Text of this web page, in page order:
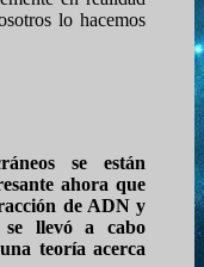
lo hacemos
se están
ahora que
de ADN y
llevó a cabo
teoría acerca